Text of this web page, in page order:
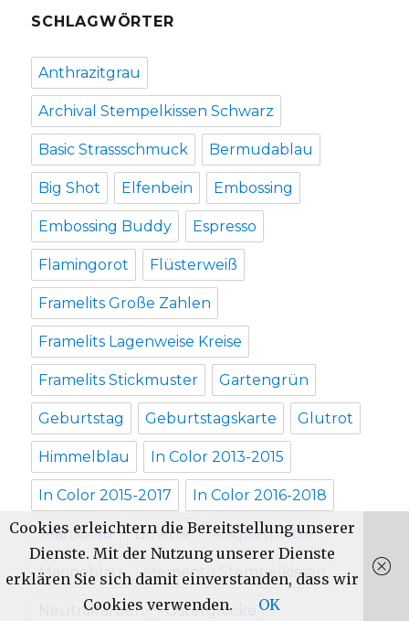
SCHLAGWÖRTER
Anthrazitgrau
Archival Stempelkissen Schwarz
Basic Strassschmuck Bermudablau
Big Shot Elfenbein Embossing
Embossing Buddy Espresso
Flamingorot Flüsterweiß
Framelits Große Zahlen
Framelits Lagenweise Kreise
Framelits Stickmuster Gartengrün
Geburtstag Geburtstagskarte Glutrot
Himmelblau In Color 2013-2015
In Color 2015-2017 In Color 2016-2018
Jeansblau Limette Magnetplatte
Marineblau Memento Stempelkissen
Neutralfarben Osterglocke
Cookies erleichtern die Bereitstellung unserer
Dienste. Mit der Nutzung unserer Dienste
erklären Sie sich damit einverstanden, dass wir
Cookies verwenden.
OK